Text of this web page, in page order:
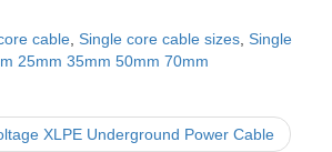
cable Single core cable sizes Single
25mm 35mm 50mm 70mm
XLPE Underground Power Cable